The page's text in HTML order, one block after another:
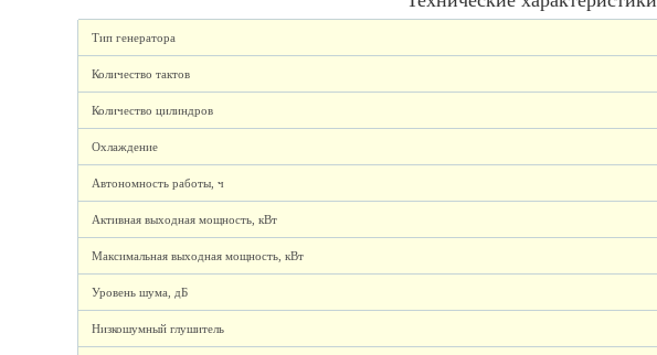
Тип генератора
Количество тактов
Количество цилиндров
Охлаждение
Автономность работы, ч
Активная выходная мощность, кВт
Максимальная выходная мощность, кВт
Уровень шума, дБ
Низкошумный глушитель